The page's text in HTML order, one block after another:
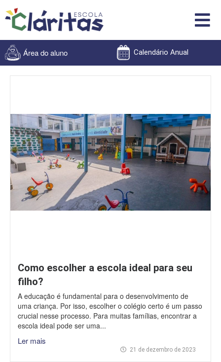
Área do aluno Calendário Anual
Como escolher a escola ideal para seu
filho?
A educação é fundamental para o desenvolvimento de
uma criança. Por isso, escolher o colégio certo é um passo
crucial nesse processo. Para muitas famílias, encontrar a
escola ideal pode ser uma...
Ler mais
21 de dezembro de 2023